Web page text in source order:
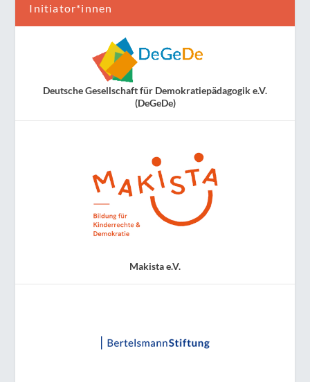
Initiator*innen
Deutsche Gesellschaft für Demokratiepädagogik e.V.
(DeGeDe)
Makista e.V.